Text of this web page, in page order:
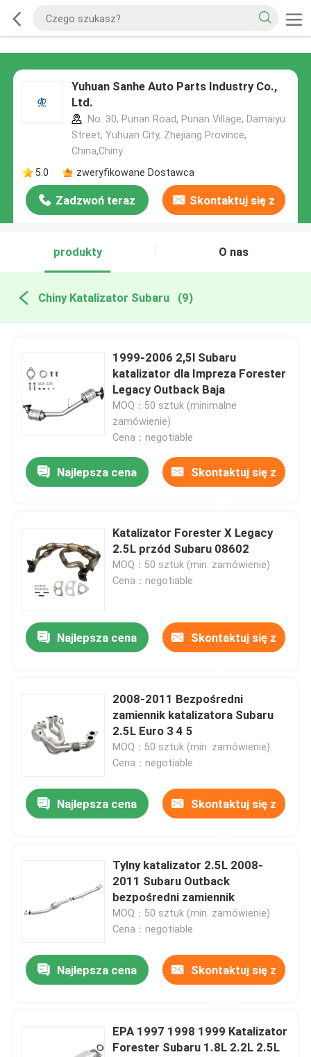
Yuhuan Sanhe Auto Parts Industry Co.,
Ltd.
No. 30, Punan Road, Punan Village, Damaiyu
Street, Yuhuan City, Zhejiang Province,
China,Chiny
5.0
zweryfikowane Dostawca
Zadzwoń teraz Skontaktuj się z
produkty
O nas
Chiny Katalizator Subaru (9)
1999-2006 2,5l Subaru
katalizator dla Impreza Forester
Legacy Outback Baja
MOQ：50 sztuk (minimalne
zamówienie)
Cena：negotiable
Najlepsza cena Skontaktuj się z
Katalizator Forester X Legacy
2.5L przód Subaru 08602
MOQ：50 sztuk (min. zamówienie)
Cena：negotiable
Najlepsza cena Skontaktuj się z
2008-2011 Bezpośredni
zamiennik katalizatora Subaru
2.5L Euro 3 4 5
MOQ：50 sztuk (min. zamówienie)
Cena：negotiable
Najlepsza cena Skontaktuj się z
Tylny katalizator 2.5L 2008-
2011 Subaru Outback
bezpośredni zamiennik
MOQ：50 sztuk (min. zamówienie)
Cena：negotiable
Najlepsza cena Skontaktuj się z
EPA 1997 1998 1999 Katalizator
Forester Subaru 1.8L 2.2L 2.5L